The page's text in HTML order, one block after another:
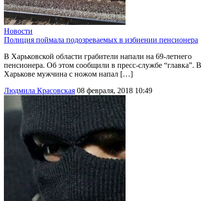
Новости
Полиция поймала подозреваемых в избиении пенсионера
В Харьковской области грабители напали на 69-летнего
пенсионера. Об этом сообщили в пресс-службе “главка”. В
Харькове мужчина с ножом напал […]
Людмила Красовская 08 февраля, 2018 10:49